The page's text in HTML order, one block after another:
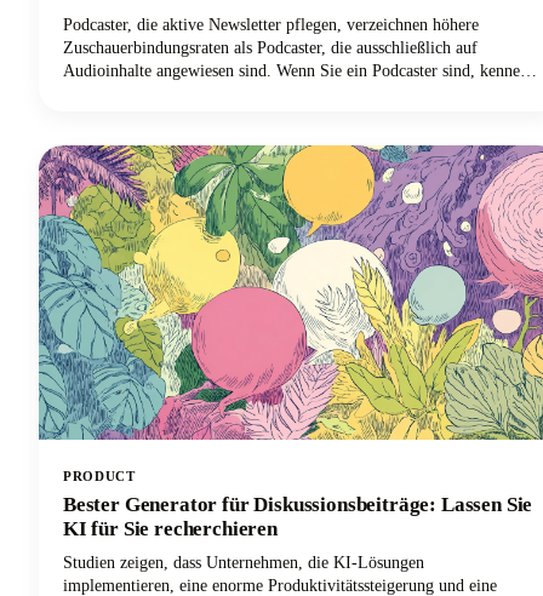
Podcaster, die aktive Newsletter pflegen, verzeichnen höhere
Zuschauerbindungsraten als Podcaster, die ausschließlich auf
Audioinhalte angewiesen sind. Wenn Sie ein Podcaster sind, kennen
aufrechtzuerhalten.
PRODUCT
Bester Generator für Diskussionsbeiträge: Lassen Sie
KI für Sie recherchieren
Studien zeigen, dass Unternehmen, die KI-Lösungen
implementieren, eine enorme Produktivitätssteigerung und eine